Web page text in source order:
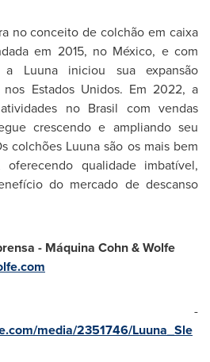
no conceito de colchão em caixa
em 2015, no México, e com
Luuna iniciou sua expansão
Estados Unidos. Em 2022, a
no Brasil com vendas
crescendo e ampliando seu
colchões Luuna são os mais bem
oferecendo qualidade imbatível,
do mercado de descanso
- Máquina Cohn & Wolfe
-
media/2351746/Luuna_Sle